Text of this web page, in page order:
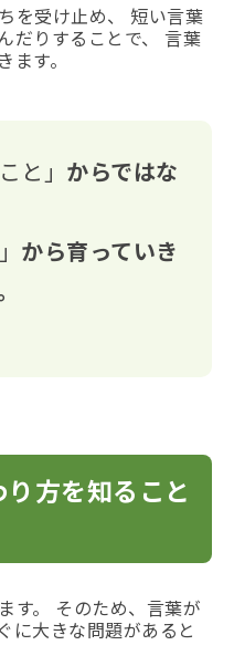
を受け止め、 短い言葉
だりすることで、 言葉
す。
と」 からではな
から育っていき
方を知ること
す。 そのため、言葉が
に大きな問題があると